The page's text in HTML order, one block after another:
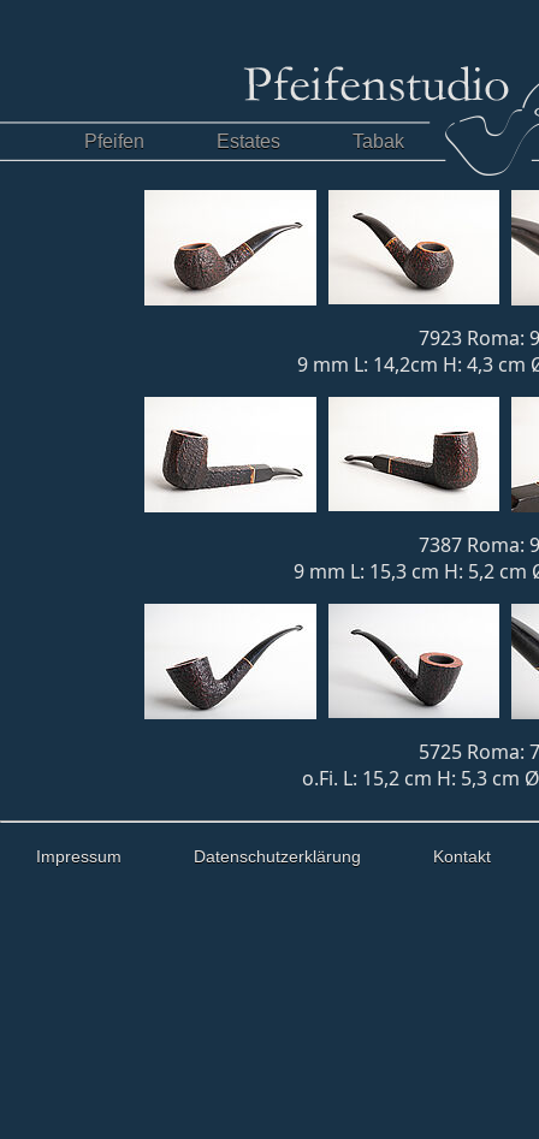
Pfeifen Estates Tabak
7923 Roma:
9 mm L: 14,2cm H: 4,3 cm
7387 Roma:
9 mm L: 15,3 cm H: 5,2 cm
5725 Roma:
o.Fi. L: 15,2 cm H: 5,3 cm
Impressum Datenschutzerklärung Kontakt